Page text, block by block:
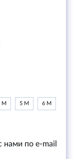
М 5 М 6 М
нами по e-mail